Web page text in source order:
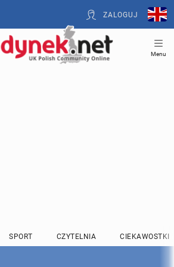
ZALOGUJ
Menu
SPORT CZYTELNIA CIEKAWOSTKI